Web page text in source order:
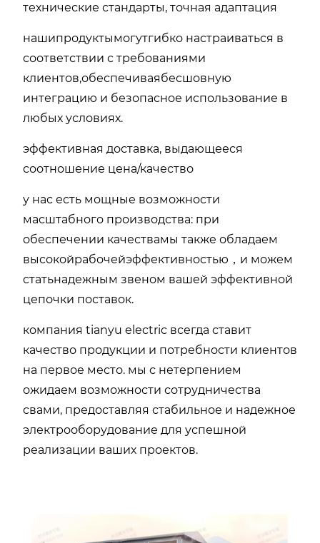
технические стандарты, точная адаптация
нашипродуктымогутгибко настраиваться в
соответствии с требованиями
клиентов,обеспечиваябесшовную
интеграцию и безопасное использование в
любых условиях.
эффективная доставка, выдающееся
соотношение цена/качество
у нас есть мощные возможности
масштабного производства: при
обеспечении качествамы также обладаем
высокойрабочейэффективностью ， и можем
статьнадежным звеном вашей эффективной
цепочки поставок.
компания tianyu electric всегда ставит
качество продукции и потребности клиентов
на первое место. мы с нетерпением
ожидаем возможности сотрудничества
свами, предоставляя стабильное и надежное
электрооборудование для успешной
реализации ваших проектов.